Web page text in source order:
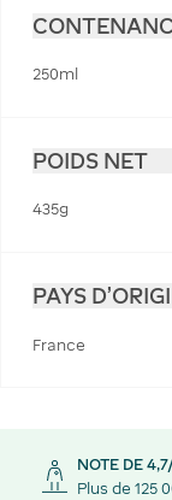
250ml
POIDS NET
435g
PAYS
France
NOTE DE
Plus de 125